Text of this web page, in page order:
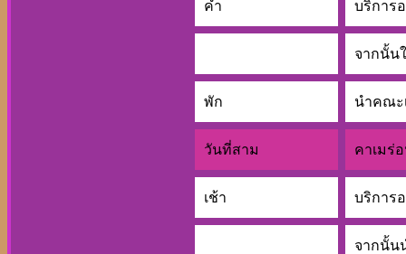
ค่ำ บริการ
จากนั้น
พัก นำคณะ
วันที่สาม คาเมร่
เช้า บริการ
จากนั้น